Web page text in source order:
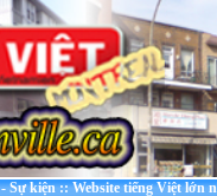
Sự kiện::Website tiếng Việt lớn